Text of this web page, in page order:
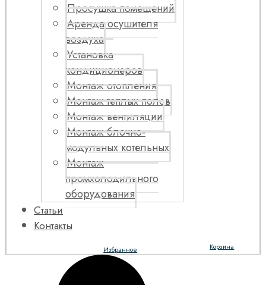
Просушка помещений
Аренда осушителя
воздуха
Установка
кондиционеров
Монтаж отопления
Монтаж теплых полов
Монтаж вентиляции
Монтаж блочно-
модульных котельных
Монтаж
промхолодильного
оборудования
Статьи
Контакты
Корзина
Избранное